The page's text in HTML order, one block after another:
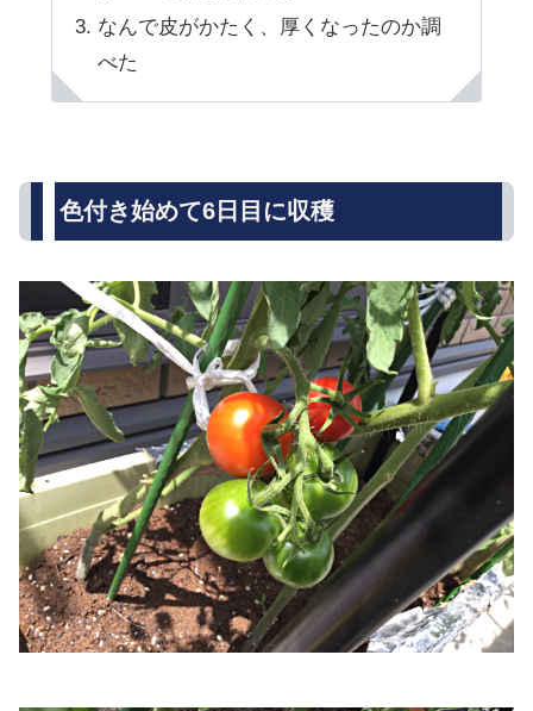
なんで皮がかたく、厚くなったのか調
べた
色付き始めて6日目に収穫